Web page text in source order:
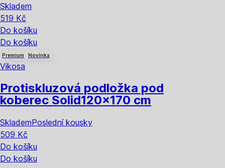
Skladem
519 Kč
Do košíku
Do košíku
Premium Novinka
Vikosa
Protiskluzová podložka pod
koberec Solid120x170 cm
SklademPoslední kousky
509 Kč
Do košíku
Do košíku